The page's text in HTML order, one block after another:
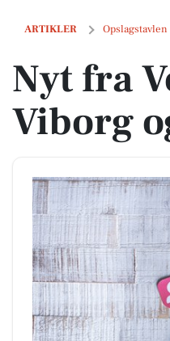
ARTIKLER Opslagstavlen
Nyt fra Vores Viborg og 2
Nyt fra
Viborg